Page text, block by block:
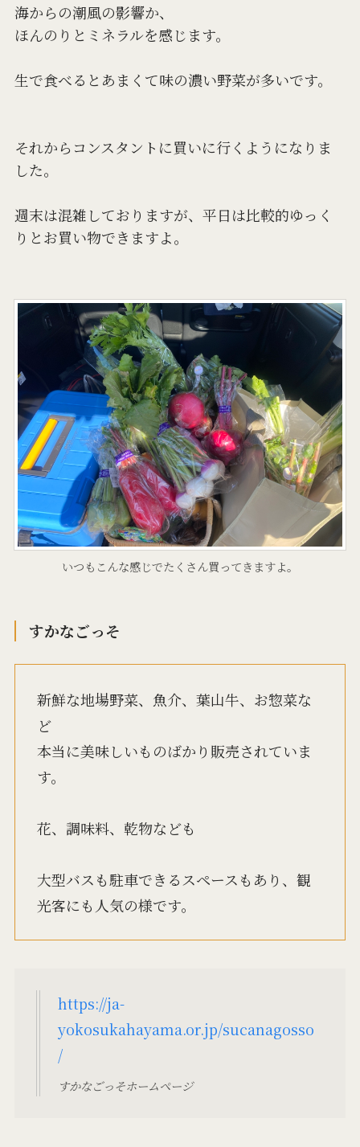
海からの潮風の影響か、
ほんのりとミネラルを感じます。
生で食べるとあまくて味の濃い野菜が多いです。
それからコンスタントに買いに行くようになりま
した。
週末は混雑しておりますが、平日は比較的ゆっく
りとお買い物できますよ。
いつもこんな感じでたくさん買ってきますよ。
すかなごっそ
新鮮な地場野菜、魚介、葉山牛、お惣菜な
ど
本当に美味しいものばかり販売されていま
す。
花、調味料、乾物なども
大型バスも駐車できるスペースもあり、観
光客にも人気の様です。
https://ja-
yokosukahayama.or.jp/sucanagosso
/
すかなごっそホームページ